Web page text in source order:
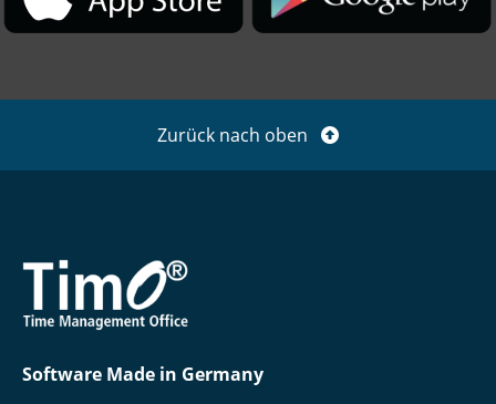
Zurück nach oben
Software Made in Germany